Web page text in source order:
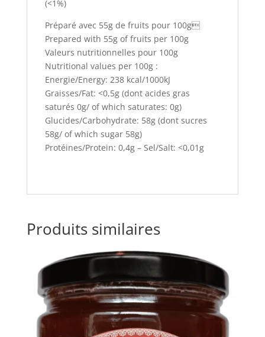
(<1%)
Préparé avec 55g de fruits pour 100g
Prepared with 55g of fruits per 100g
Valeurs nutritionnelles pour 100g
Nutritional values per 100g :
Energie/Energy: 238 kcal/1000kJ
Graisses/Fat: <0,5g (dont acides gras
saturés 0g/ of which saturates: 0g)
Glucides/Carbohydrate: 58g (dont sucres
58g/ of which sugar 58g)
Protéines/Protein: 0,4g – Sel/Salt: <0,01g
Produits similaires